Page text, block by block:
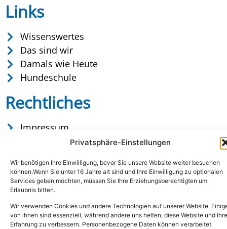
Privatsphäre-Einstellungen
Wir benötigen Ihre Einwilligung, bevor Sie unsere Website weiter besuchen
können.Wenn Sie unter 16 Jahre alt sind und Ihre Einwilligung zu optionalen
Services geben möchten, müssen Sie Ihre Erziehungsberechtigten um
Erlaubnis bitten.
Wir verwenden Cookies und andere Technologien auf unserer Website.
von ihnen sind essenziell, während andere uns helfen, diese Website und Ihre
Erfahrung zu verbessern. Personenbezogene Daten können verarbeitet
Links
Wissenswertes
Das sind wir
Damals wie Heute
Hundeschule
Rechtliches
Impressum
Datenschutz